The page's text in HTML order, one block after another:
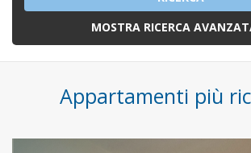
MOSTRA RICERCA
Appartamenti più